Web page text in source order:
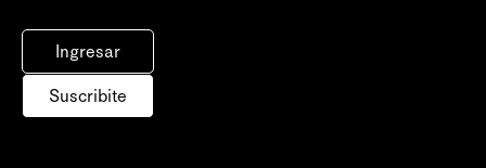
Ingresar
Suscribite